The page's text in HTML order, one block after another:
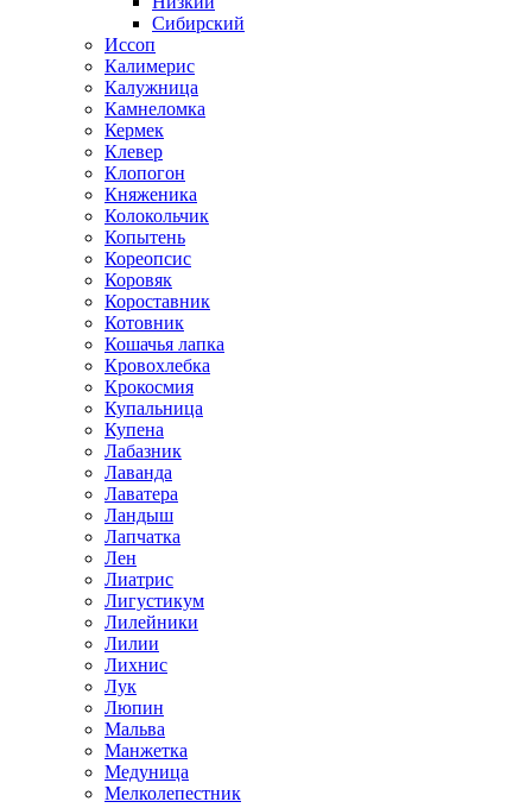
Сибирский
Иссоп
Калимерис
Калужница
Камнеломка
Кермек
Клевер
Клопогон
Княженика
Колокольчик
Копытень
Кореопсис
Коровяк
Короставник
Котовник
Кошачья лапка
Кровохлебка
Крокосмия
Купальница
Купена
Лабазник
Лаванда
Лаватера
Ландыш
Лапчатка
Лен
Лиатрис
Лигустикум
Лилейники
Лилии
Лихнис
Лук
Люпин
Мальва
Манжетка
Медуница
Мелколепестник